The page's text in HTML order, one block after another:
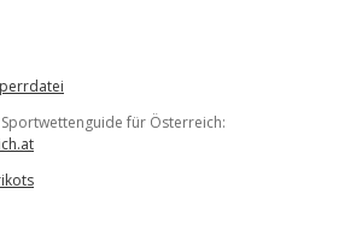
für Österreich: